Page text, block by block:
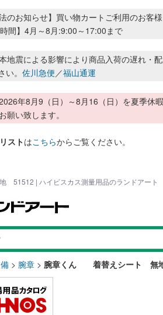
のお知らせ】買い物カートご利用のお客
間】4月～8月:9:00～17:00まで
地震による影響により商品入荷の遅れ・
。 佐川急便／福山通運
年8月9（日）～8月16（日）を夏季休
願い致します。
ストはこちらからご覧ください。
| ハイビスカス測量用品のランドアート
> 腕章 > 腕章くん 着替えシート 無